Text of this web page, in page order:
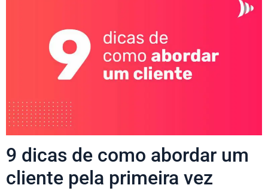
9 dicas de como abordar um
cliente pela primeira vez